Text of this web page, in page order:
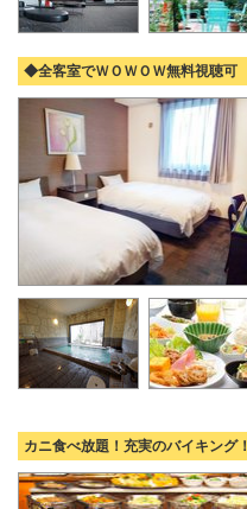
◆全客室でＷＯＷＯＷ無料視聴
カニ食べ放題！充実のバイキング